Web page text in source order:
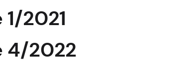
2021
4/2022